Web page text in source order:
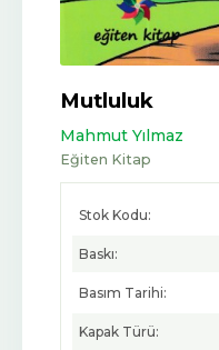
Mutluluk
Mahmut Yılmaz
Eğiten Kitap
Stok Kodu:
Baskı:
Basım Tarihi:
Kapak Türü: